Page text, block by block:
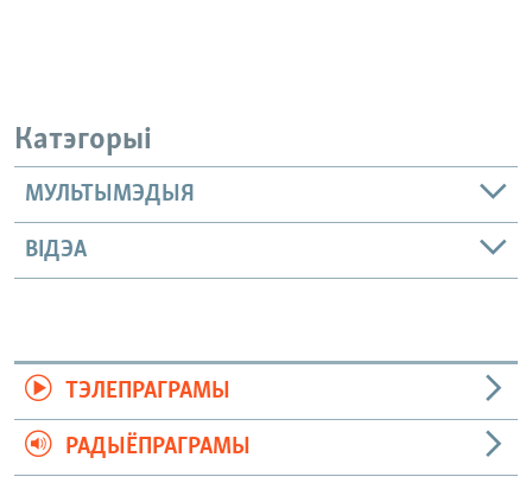
Катэгорыі
МУЛЬТЫМЭДЫЯ
ВІДЭА
ТЭЛЕПРАГРАМЫ
РАДЫЁПРАГРАМЫ